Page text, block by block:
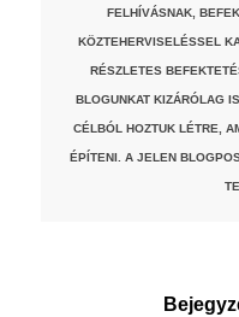
FELHÍVÁSNAK,
KÖZTEHERVISELÉSSEL
RÉSZLETES
BLOGUNKAT KIZÁRÓLAG
CÉLBÓL HOZTUK LÉTRE,
ÉPÍTENI. A JELEN